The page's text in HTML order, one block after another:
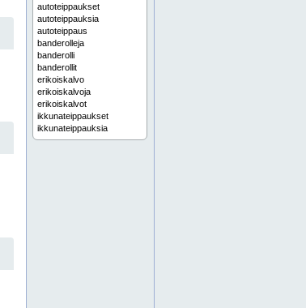
autoteippaukset
autoteippauksia
autoteippaus
banderolleja
banderolli
banderollit
erikoiskalvo
erikoiskalvoja
erikoiskalvot
ikkunateippaukset
ikkunateippauksia
ikkunateippaus